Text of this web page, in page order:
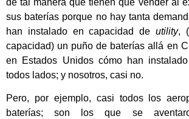
sus baterías porque no hay tanta
han instalado en capacidad de utility,
capacidad) un puño de baterías allá en
en Estados Unidos cómo han
todos lados; y nosotros, casi no.
Pero, por ejemplo, casi todos los
baterías; son los que se